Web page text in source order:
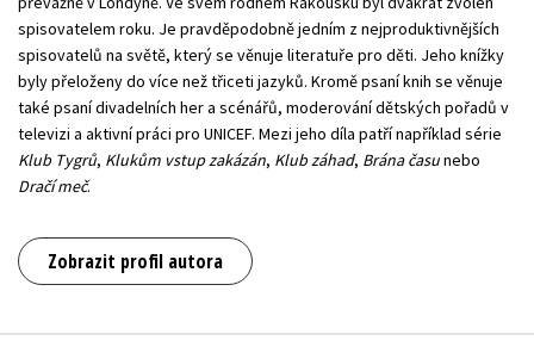
spisovatelem roku. Je pravděpodobně jedním z nejproduktivnějších
spisovatelů na světě, který se věnuje literatuře pro děti. Jeho knížky
byly přeloženy do více než třiceti jazyků. Kromě psaní knih se věnuje
také psaní divadelních her a scénářů, moderování dětských pořadů v
televizi a aktivní práci pro UNICEF. Mezi jeho díla patří například série
Klub Tygrů, Klukům vstup zakázán, Klub záhad, Brána časunebo
Dračí meč.
Zobrazit profil autora